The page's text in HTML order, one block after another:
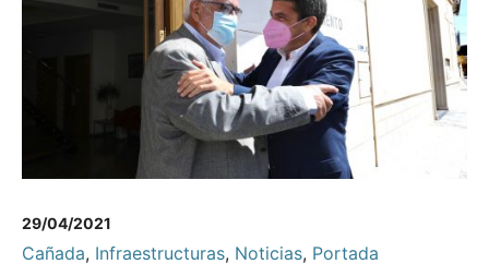
29/04/2021
Cañada, Infraestructuras, Noticias, Portada